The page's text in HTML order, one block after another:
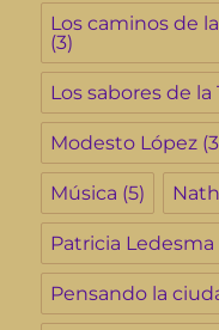
Los caminos de
(3)
Los sabores de la
Modesto López
Música (5)
Patricia Ledesma
Pensando la